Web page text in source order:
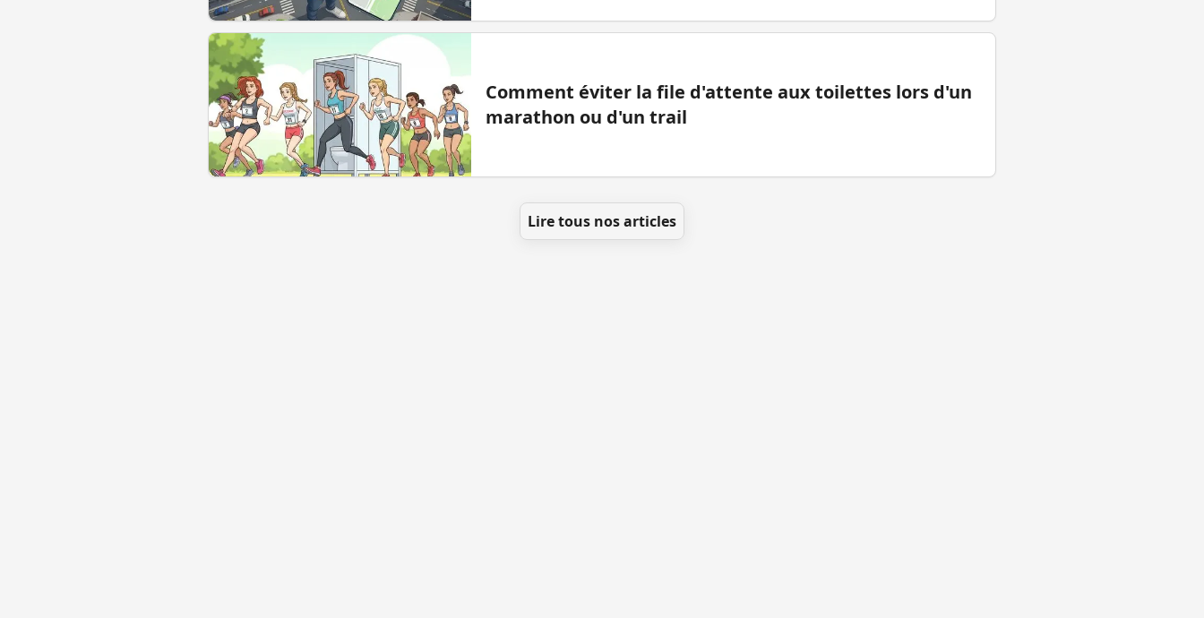
Comment éviter la file d'attente aux toilettes lors d'un
marathon ou d'un trail
Lire tous nos articles